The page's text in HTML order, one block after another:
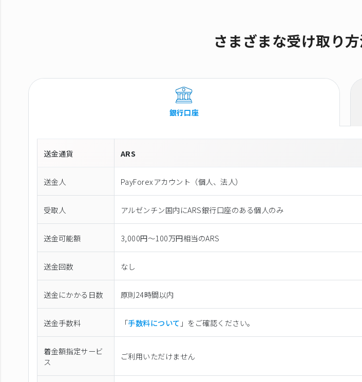
さまざまな受け取り
銀行口座
送金通貨 ARS
送金人 PayForexアカウント（個⼈、法⼈）
受取人 アルゼンチン国内にARS銀行口座のある個人のみ
送金可能額 3,000円～100万円相当のARS
送金回数 なし
送金にかかる日数 原則24時間以内
送金手数料 「手数料について 」をご確認ください。
着金額指定サービ
ス
ご利用いただけません